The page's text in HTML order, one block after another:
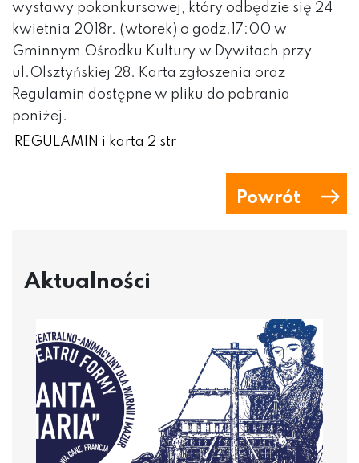
wystawy pokonkursowej, który odbędzie się 24
kwietnia 2018r. (wtorek) o godz.17:00 w
Gminnym Ośrodku Kultury w Dywitach przy
ul.Olsztyńskiej 28. Karta zgłoszenia oraz
Regulamin dostępne w pliku do pobrania
poniżej.
REGULAMIN i karta 2 str
Powrót
Aktualności